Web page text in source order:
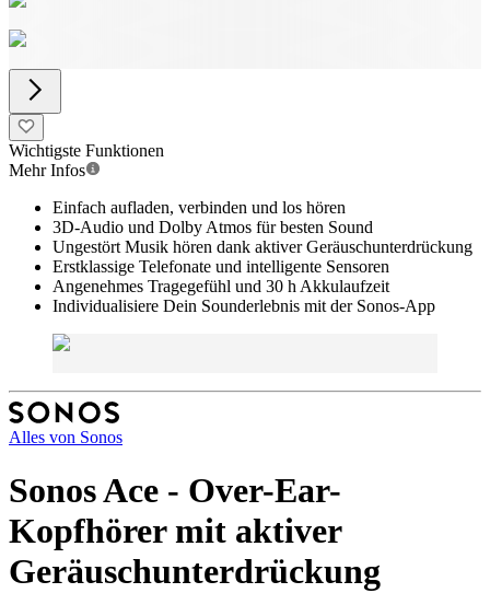
Wichtigste Funktionen
Mehr Infos
Einfach aufladen, verbinden und los hören
3D-Audio und Dolby Atmos für besten Sound
Ungestört Musik hören dank aktiver Geräuschunterdrückung
Erstklassige Telefonate und intelligente Sensoren
Angenehmes Tragegefühl und 30 h Akkulaufzeit
Individualisiere Dein Sounderlebnis mit der Sonos-App
Alles von Sonos
Sonos Ace - Over-Ear-
Kopfhörer mit aktiver
Geräuschunterdrückung